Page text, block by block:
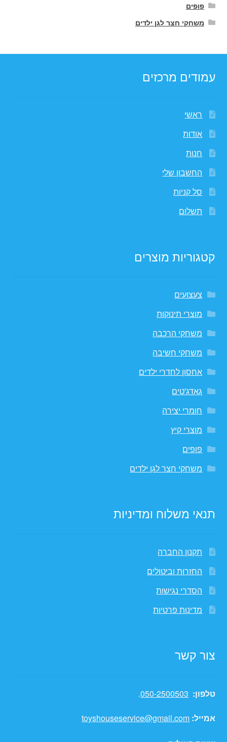
פופים
משחקי חצר לגן ילדים
עמודים מרכזים
ראשי
אודות
חנות
החשבון שלי
סל קניות
תשלום
קטגוריות מוצרים
צעצועים
מוצרי תינוקות
משחקי הרכבה
משחקי חשיבה
אחסון לחדרי ילדים
גאדג'טים
חומרי יצירה
מוצרי קיץ
פופים
משחקי חצר לגן ילדים
תנאי משלוח ומדיניות
תקנון החברה
החזרות וביטולים
הסדרי נגישות
מדינות פרטיות
צור קשר
טלפון: 050-2500503
.
אמייל: toyshouseservice@gmail.com